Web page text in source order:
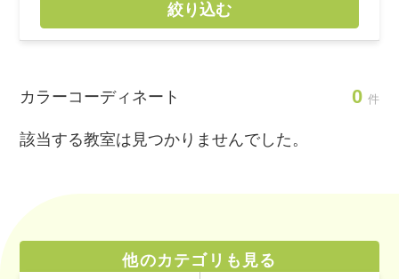
絞り込む
カラーコーディネート 0 件
該当する教室は見つかりませんでした。
他のカテゴリも見る